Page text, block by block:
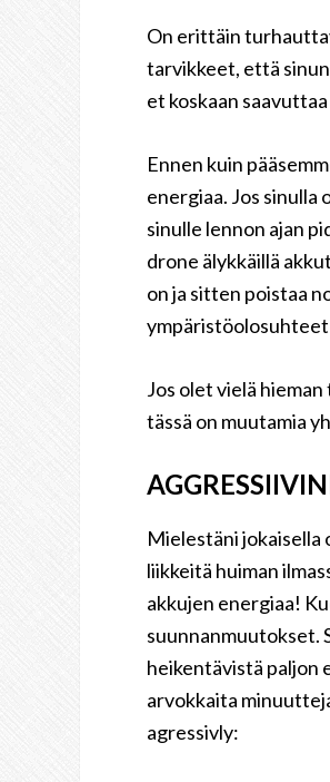
On erittäin
tarvikkeet, että
et koskaan
Ennen kuin
energiaa. Jos sinulla
sinulle lennon ajan
drone älykkäillä
on ja sitten poistaa
Jos olet vielä
tässä on muutamia
Mielestäni jokaisella
liikkeitä huiman
akkujen energiaa!
suunnanmuutokset.
heikentävistä paljon
arvokkaita
agressivly: